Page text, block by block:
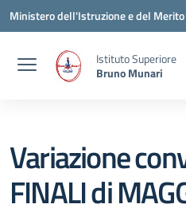
Vai ai contenuti
Vai al menu di navigazione
Vai al footer
Ministero dell'Istruzione e del Merito
Istituto Superiore
Bruno Munari
Variazione
FINALI di